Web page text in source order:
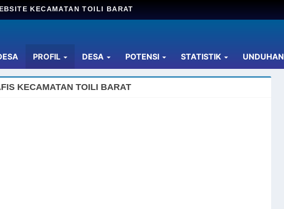
KECAMATAN TOILI BARAT
PROFIL DESA POTENSI STATISTIK UNDUHAN
KECAMATAN TOILI BARAT